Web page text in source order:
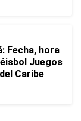
Fecha, hora
Juegos
Caribe